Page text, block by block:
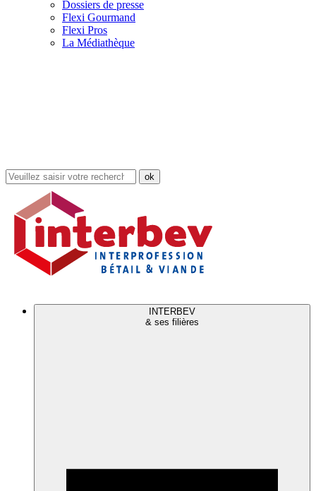
Dossiers de presse
Flexi Gourmand
Flexi Pros
La Médiathèque
Rechercher
dans
site
INTERBEV
& ses filières